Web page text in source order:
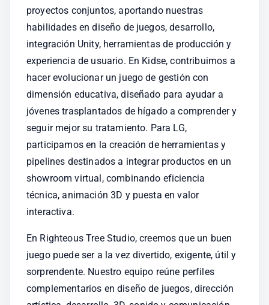
proyectos conjuntos, aportando nuestras
habilidades en diseño de juegos, desarrollo,
integración Unity, herramientas de producción y
experiencia de usuario. En Kidse, contribuimos a
hacer evolucionar un juego de gestión con
dimensión educativa, diseñado para ayudar a
jóvenes trasplantados de hígado a comprender y
seguir mejor su tratamiento. Para LG,
participamos en la creación de herramientas y
pipelines destinados a integrar productos en un
showroom virtual, combinando eficiencia
técnica, animación 3D y puesta en valor
interactiva.
En Righteous Tree Studio, creemos que un buen
juego puede ser a la vez divertido, exigente, útil y
sorprendente. Nuestro equipo reúne perfiles
complementarios en diseño de juegos, dirección